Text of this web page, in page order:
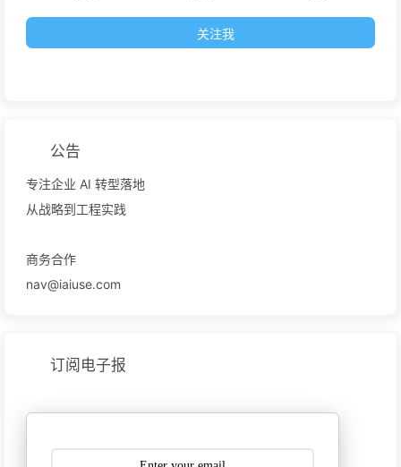
关注我
公告
专注企业 AI 转型落地
从战略到工程实践
商务合作
nav@iaiuse.com
订阅电子报